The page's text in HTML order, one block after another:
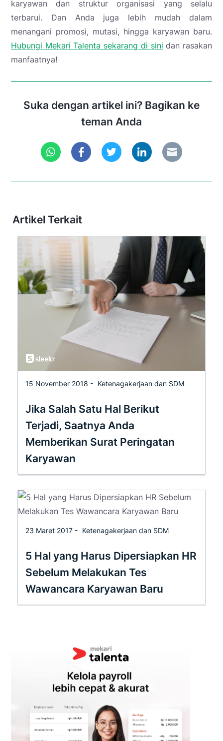
karyawan dan struktur organisasi yang selalu
terbarui. Dan Anda juga lebih mudah dalam
menangani promosi, mutasi, hingga karyawan baru.
Hubungi Mekari Talenta sekarang di sini dan rasakan
manfaatnya!
Suka dengan artikel ini? Bagikan ke
teman Anda
Artikel Terkait
15 November 2018 - Ketenagakerjaan dan SDM
Jika Salah Satu Hal Berikut
Terjadi, Saatnya Anda
Memberikan Surat Peringatan
Karyawan
23 Maret 2017 - Ketenagakerjaan dan SDM
5 Hal yang Harus Dipersiapkan HR
Sebelum Melakukan Tes
Wawancara Karyawan Baru